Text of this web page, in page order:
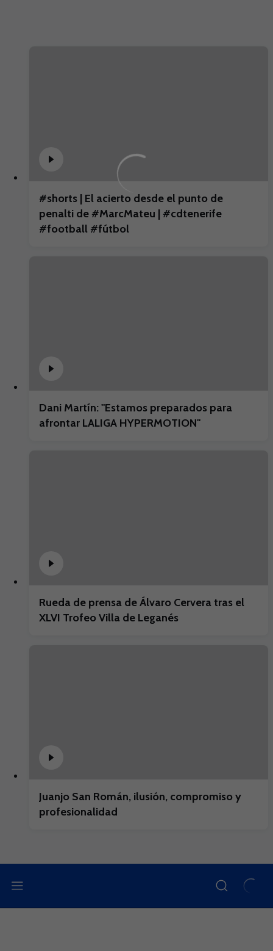
#shorts | El acierto desde el punto de
penalti de #MarcMateu | #cdtenerife
#football #fútbol
Dani Martín: "Estamos preparados para
afrontar LALIGA HYPERMOTION"
Rueda de prensa de Álvaro Cervera tras el
XLVI Trofeo Villa de Leganés
Juanjo San Román, ilusión, compromiso y
profesionalidad